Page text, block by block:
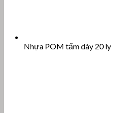
Nhựa POM tấm dày 20